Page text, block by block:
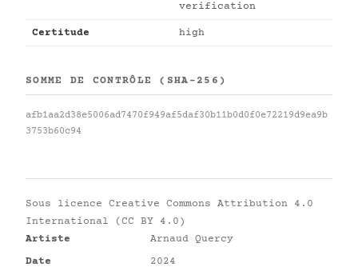
verification
Certitude high
SOMME DE CONTRÔLE (SHA-256)
afb1aa2d38e5006ad7470f949af5daf30b11b0d0f0e72219d9ea9b
3753b60c94
Sous licence Creative Commons Attribution 4.0
International (CC BY 4.0)
Artiste
Arnaud Quercy
Date
2024